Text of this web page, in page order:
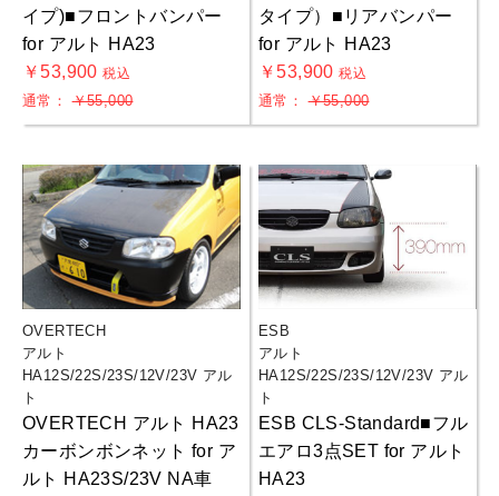
イプ)■フロントバンパー
for アルト HA23
￥53,900税込
通常：￥55,000
タイプ）■リアバンパー
for アルト HA23
￥53,900税込
通常：￥55,000
OVERTECH
アルト
HA12S/22S/23S/12V/23V アル
ト
OVERTECH アルト HA23
カーボンボンネット for ア
ルト HA23S/23V NA車
ESB
アルト
HA12S/22S/23S/12V/23V アル
ト
ESB CLS-Standard■フル
エアロ3点SET for アルト
HA23